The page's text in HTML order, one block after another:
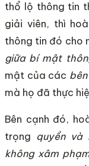
thổ lộ thông tin
giải viên, thì
thông tin đó cho
giữa bí mật
mật của các
mà họ đã thực
Bên cạnh đó,
trọng quyền và
không xâm